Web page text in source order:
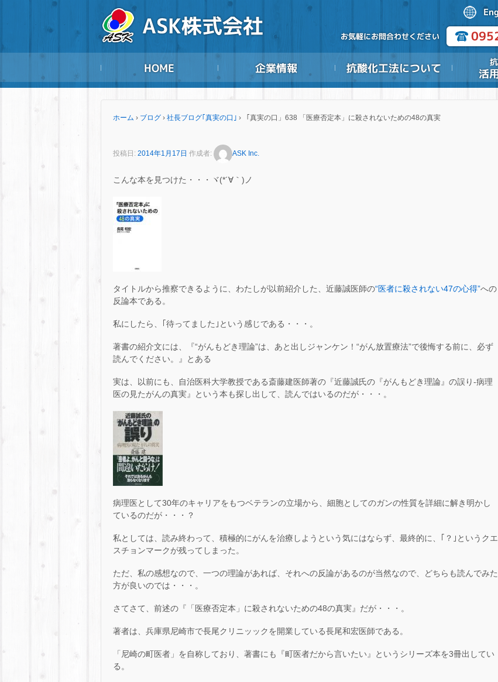
ホーム › ブログ › 社長ブログ｢真実の口｣ › 「真実の口」638 「医療否定本」に殺されないための48の真実
投稿日: 2014年1月17日 作成者: ASK Inc.
こんな本を見つけた・・・ヾ(*´∀｀)ノ
タイトルから推察できるように、わたしが以前紹介した、近藤誠医師の“医者に殺されない47の心得”への
反論本である。
私にしたら、｢待ってました｣という感じである・・・。
著書の紹介文には、『“がんもどき理論”は、あと出しジャンケン！“がん放置療法”で後悔する前に、必ず
読んでください。』とある
実は、以前にも、自治医科大学教授である斎藤建医師著の『近藤誠氏の『がんもどき理論』の誤り-病理
医の見たがんの真実』という本も探し出して、読んではいるのだが・・・。
病理医として30年のキャリアをもつベテランの立場から、細胞としてのガンの性質を詳細に解き明かし
ているのだが・・・？
私としては、読み終わって、積極的にがんを治療しようという気にはならず、最終的に、｢？｣というクエ
スチョンマークが残ってしまった。
ただ、私の感想なので、一つの理論があれば、それへの反論があるのが当然なので、どちらも読んでみた
方が良いのでは・・・。
さてさて、前述の『「医療否定本」に殺されないための48の真実』だが・・・。
著者は、兵庫県尼崎市で長尾クリニッックを開業している長尾和宏医師である。
「尼崎の町医者」を自称しており、著書にも『町医者だから言いたい』というシリーズ本を3冊出してい
る。